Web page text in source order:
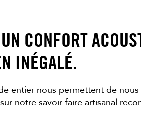
CONFORT
INÉGALÉ.
entier nous permettent de nous
notre savoir-faire artisanal